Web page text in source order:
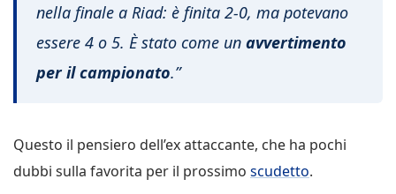
nella finale a Riad: è finita 2-0, ma potevano
essere 4 o 5. È stato come un avvertimento
per il campionato.”
Questo il pensiero dell’ex attaccante, che ha pochi
dubbi sulla favorita per il prossimo scudetto.